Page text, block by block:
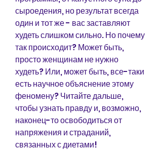
сыроедения, но результат всегда
один и тот же - вас заставляют
худеть слишком сильно. Но почему
так происходит? Может быть,
просто женщинам не нужно
худеть? Или, может быть, все-таки
есть научное объяснение этому
феномену? Читайте дальше,
чтобы узнать правду и, возможно,
наконец-то освободиться от
напряжения и страданий,
связанных с диетами!